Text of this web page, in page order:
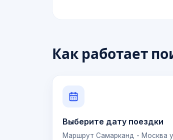
Как работает
Выберите дату поездки
Маршрут Самарканд - Москва